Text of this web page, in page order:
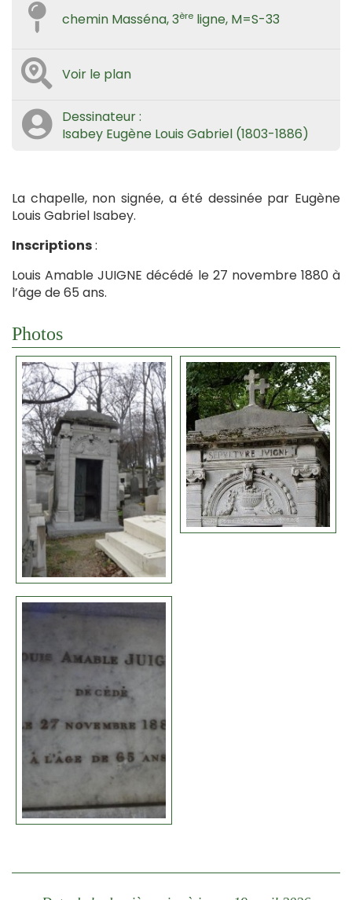
chemin Masséna, 3ère ligne, M=S-33
Voir le plan
Dessinateur :
Isabey Eugène Louis Gabriel (1803-1886)
La chapelle, non signée, a été dessinée par Eugène
Louis Gabriel Isabey.
Inscriptions:
Louis Amable JUIGNE décédé le 27 novembre 1880 à
l’âge de 65 ans.
Photos